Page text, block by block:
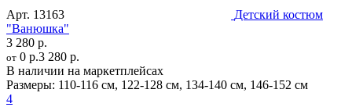
Арт. 13163
Детский костюм
"Ванюшка"
3 280 р.
от 0 р.3 280 р.
В наличии на маркетплейсах
Размеры: 110-116 см, 122-128 см, 134-140 см, 146-152 см
4